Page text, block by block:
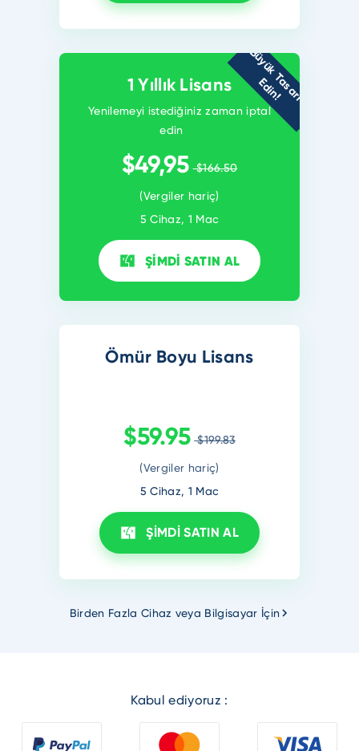
B
ü
y
ü
k
T
a
s
a
r
r
u
f
E
d
i
n
!
1 Yıllık Lisans
Yenilemeyi istediğiniz zaman iptal
edin
$49,95 $166.50
(Vergiler hariç)
5 Cihaz, 1 Mac
ŞİMDİ SATIN AL
Ömür Boyu Lisans
$59.95 $199.83
(Vergiler hariç)
5 Cihaz, 1 Mac
ŞİMDİ SATIN AL
Birden Fazla Cihaz veya Bilgisayar İçin
Kabul ediyoruz :